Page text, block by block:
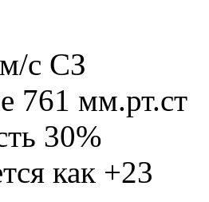
с СЗ
761 мм.рт.ст
30%
как +23